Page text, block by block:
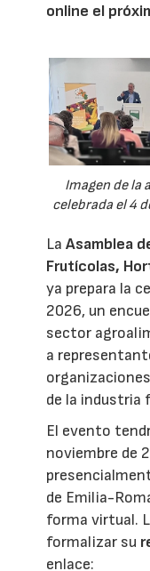
online el
Imagen de la
celebrada el 4
LaAsamblea
Frutícolas,
ya prepara la
2026, un
sector
a
de la industria
El evento
noviembre de
de Emilia-
forma virtual.
formalizar su
enlace: